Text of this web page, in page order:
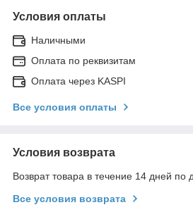
Условия оплаты
Наличными
Оплата по реквизитам
Оплата через KASPI
Все условия оплаты
Условия возврата
Возврат товара в течение 14 дней по
Все условия возврата